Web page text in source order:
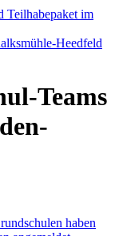
Teilhabepaket im
Heedfeld
Teams